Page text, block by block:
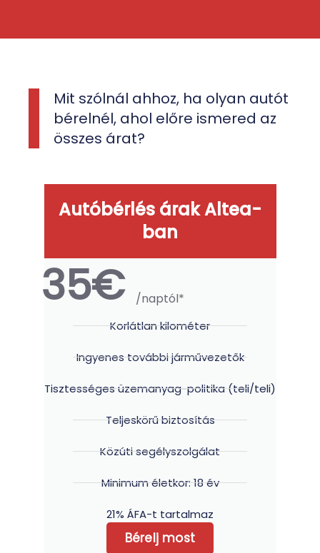
Mit szólnál ahhoz, ha olyan autót
bérelnél, ahol előre ismered az
összes árat?
Autóbérlés árak Altea-
ban
35€ /naptól*
Korlátlan kilométer
Ingyenes további járművezetők
Tisztességes üzemanyag-politika (teli/teli)
Teljeskörű biztosítás
Közúti segélyszolgálat
Minimum életkor: 18 év
21% ÁFA-t tartalmaz
Bérelj most